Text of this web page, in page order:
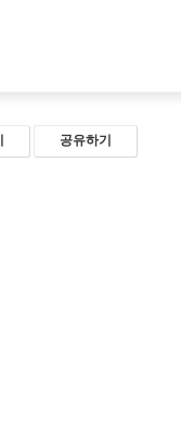
공유하기